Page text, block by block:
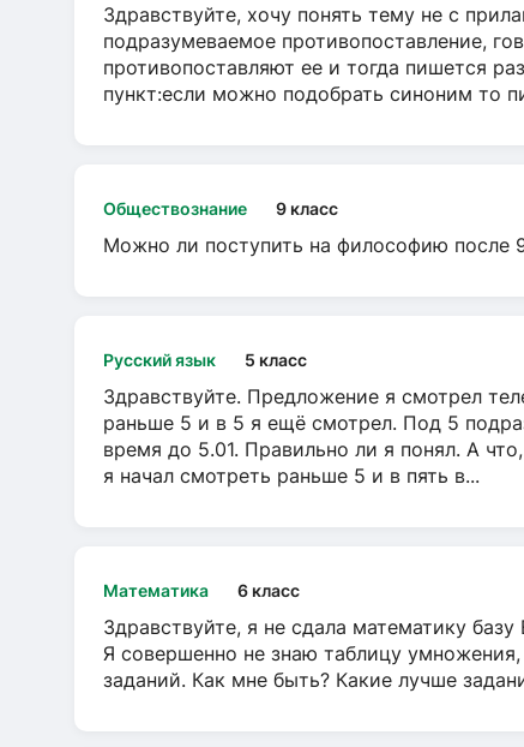
Здравствуйте, хочу понять тему не с
подразумеваемое противопоставление,
противопоставляют ее и тогда пишется
пункт:если можно подобрать синоним то
Обществознание 9 класс
Можно ли поступить на философию после
Русский язык 5 класс
Здравствуйте. Предложение я смотрел
раньше 5 и в 5 я ещё смотрел. Под 5
время до 5.01. Правильно ли я понял. А
я начал смотреть раньше 5 и в пять в...
Математика 6 класс
Здравствуйте, я не сдала математику
Я совершенно не знаю таблицу
заданий. Как мне быть? Какие лучше